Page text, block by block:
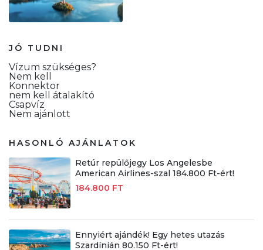
JÓ TUDNI
Vízum szükséges?
Nem kell
Konnektor
nem kell átalakító
Csapvíz
Nem ajánlott
HASONLÓ AJÁNLATOK
Retúr repülőjegy Los Angelesbe
American Airlines-szal 184.800 Ft-ért!
184.800 FT
Ennyiért ajándék! Egy hetes utazás
Szardínián 80.150 Ft-ért!